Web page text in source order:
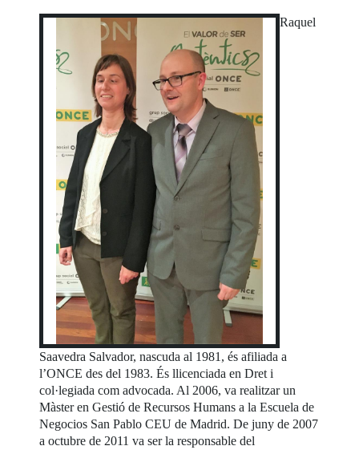
Raquel
Saavedra Salvador, nascuda al 1981, és afiliada a
l’ONCE des del 1983. És llicenciada en Dret i
col·legiada com advocada. Al 2006, va realitzar un
Màster en Gestió de Recursos Humans a la Escuela de
Negocios San Pablo CEU de Madrid. De juny de 2007
a octubre de 2011 va ser la responsable del